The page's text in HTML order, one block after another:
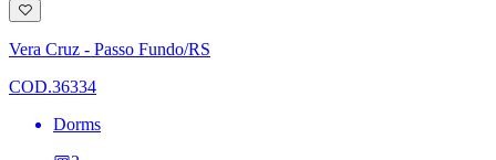
Adicionar
à
lista
de
Vera Cruz - Passo Fundo/RS
COD.36334
Dorms